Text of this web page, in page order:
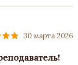
30 марта 2026